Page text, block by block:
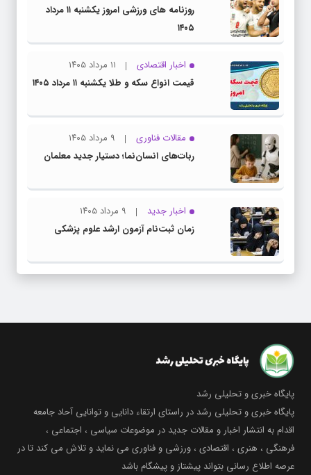
روزنامه های ورزشی امروز یکشنبه ۱۱ مرداد
۱۴۰۵
اخبار اقتصادی
۱۱ مرداد ۱۴۰۵
قیمت انواع سکه و طلا یکشنبه ۱۱ مرداد ۱۴۰۵
مقالات فناوری
۹ مرداد ۱۴۰۵
ربات‌های انسان‌نما؛ دستیار جدید معلمان
اخبار جدید
۹ مرداد ۱۴۰۵
زمان ثبت‌نام آزمون ارشد علوم پزشکی
پایگاه خبری و تحلیلی رشد
پایگاه خبری و تحلیلی رشد در راستای ارتقاء دانایی و توانایی آحاد جامعه
اقدام به انتشار اخبار و مقالات جدید در موضوعات سیاسی ، اجتماعی ،
فرهنگی ، هنری ، اقتصادی ، ورزشی و فناوری می نماید و تلاش می کند تا در
عرصه اطلاع رسانی بتواند پیشتاز و پیشگام باشد